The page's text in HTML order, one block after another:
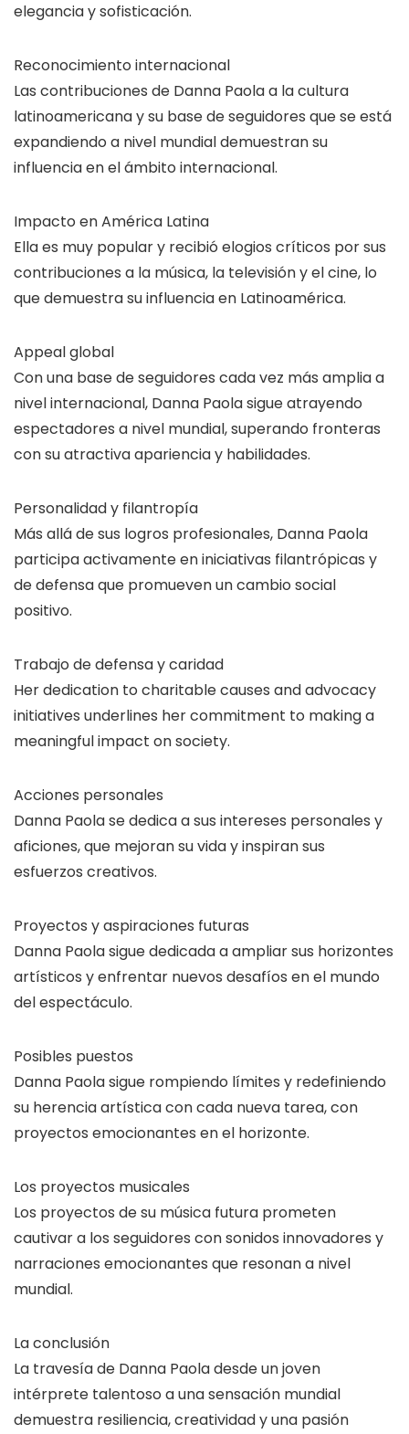
elegancia y sofisticación.
Reconocimiento internacional
Las contribuciones de Danna Paola a la cultura
latinoamericana y su base de seguidores que se está
expandiendo a nivel mundial demuestran su
influencia en el ámbito internacional.
Impacto en América Latina
Ella es muy popular y recibió elogios críticos por sus
contribuciones a la música, la televisión y el cine, lo
que demuestra su influencia en Latinoamérica.
Appeal global
Con una base de seguidores cada vez más amplia a
nivel internacional, Danna Paola sigue atrayendo
espectadores a nivel mundial, superando fronteras
con su atractiva apariencia y habilidades.
Personalidad y filantropía
Más allá de sus logros profesionales, Danna Paola
participa activamente en iniciativas filantrópicas y
de defensa que promueven un cambio social
positivo.
Trabajo de defensa y caridad
Her dedication to charitable causes and advocacy
initiatives underlines her commitment to making a
meaningful impact on society.
Acciones personales
Danna Paola se dedica a sus intereses personales y
aficiones, que mejoran su vida y inspiran sus
esfuerzos creativos.
Proyectos y aspiraciones futuras
Danna Paola sigue dedicada a ampliar sus horizontes
artísticos y enfrentar nuevos desafíos en el mundo
del espectáculo.
Posibles puestos
Danna Paola sigue rompiendo límites y redefiniendo
su herencia artística con cada nueva tarea, con
proyectos emocionantes en el horizonte.
Los proyectos musicales
Los proyectos de su música futura prometen
cautivar a los seguidores con sonidos innovadores y
narraciones emocionantes que resonan a nivel
mundial.
La conclusión
La travesía de Danna Paola desde un joven
intérprete talentoso a una sensación mundial
demuestra resiliencia, creatividad y una pasión